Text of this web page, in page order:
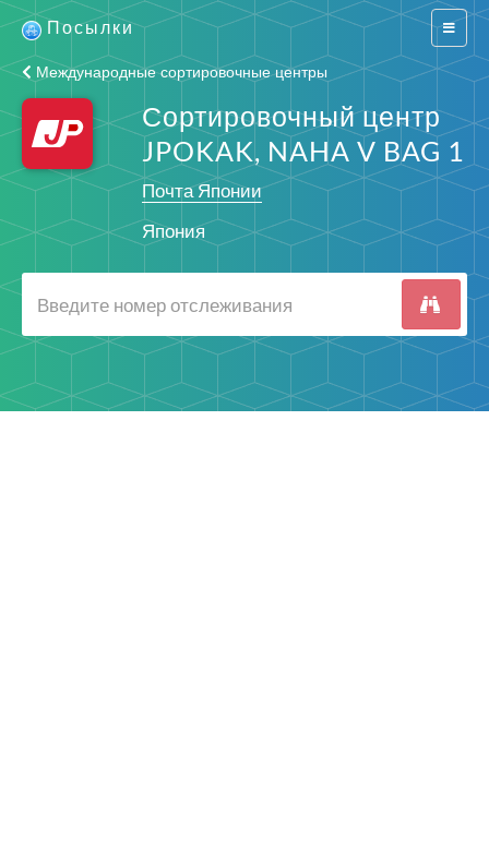
Switch
Посылки
Международные сортировочные центры
Сортировочный центр
JPOKAK, NAHA V BAG 1
Почта Японии
Япония